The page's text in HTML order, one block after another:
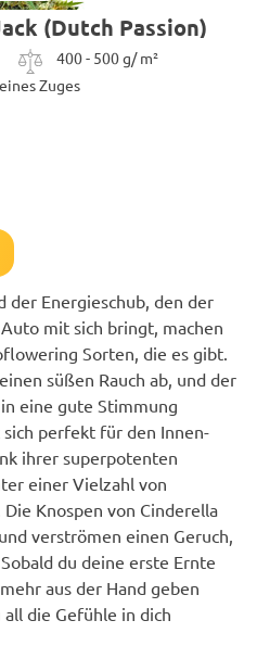
(Dutch Passion)
400 - 500 g/ m²
Zuges
der Energieschub, den der
mit sich bringt, machen
Sorten, die es gibt.
süßen Rauch ab, und der
eine gute Stimmung
perfekt für den Innen-
ihrer superpotenten
einer Vielzahl von
Knospen von Cinderella
verströmen einen Geruch,
du deine erste Ernte
aus der Hand geben
die Gefühle in dich